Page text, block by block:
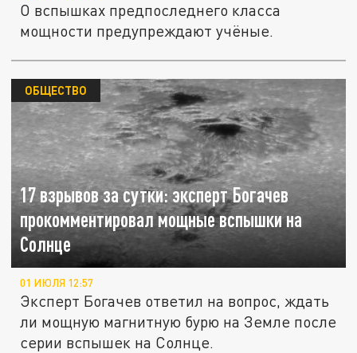
О вспышках предпоследнего класса
мощности предупреждают учёные.
17 взрывов за сутки: эксперт Богачев
прокомментировал мощные вспышки на
Солнце
ОБЩЕСТВО
01 ИЮЛЯ 12:57
Эксперт Богачев ответил на вопрос, ждать
ли мощную магнитную бурю на Земле после
серии вспышек на Солнце.